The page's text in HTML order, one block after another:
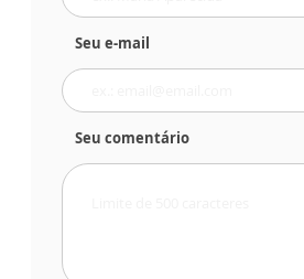
Seu e-mail
Seu comentário